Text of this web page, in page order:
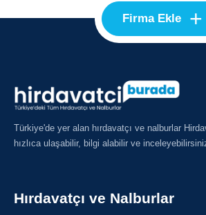
Firma Ekle +
Türkiye'de yer alan hırdavatçı ve nalburlar
hızlıca ulaşabilir, bilgi alabilir ve
Hırdavatçı ve Nalburlar